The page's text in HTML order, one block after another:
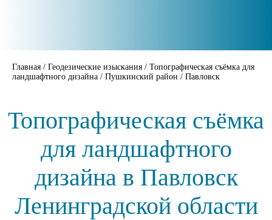
Главная / Геодезические изыскания / Топографическая съёмка для
ландшафтного дизайна / Пушкинский район / Павловск
Топографическая съёмка
для ландшафтного
дизайна в Павловск
Ленинградской области